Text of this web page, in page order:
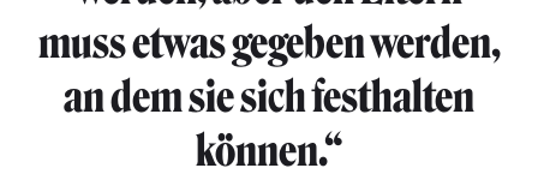
muss etwas gegeben werden,
an dem sie sich festhalten
können.“